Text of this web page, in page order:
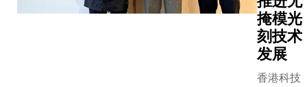
研究成果
已于国际
顶级学术
然》发
掩模光
刻技术
发展
香港科技